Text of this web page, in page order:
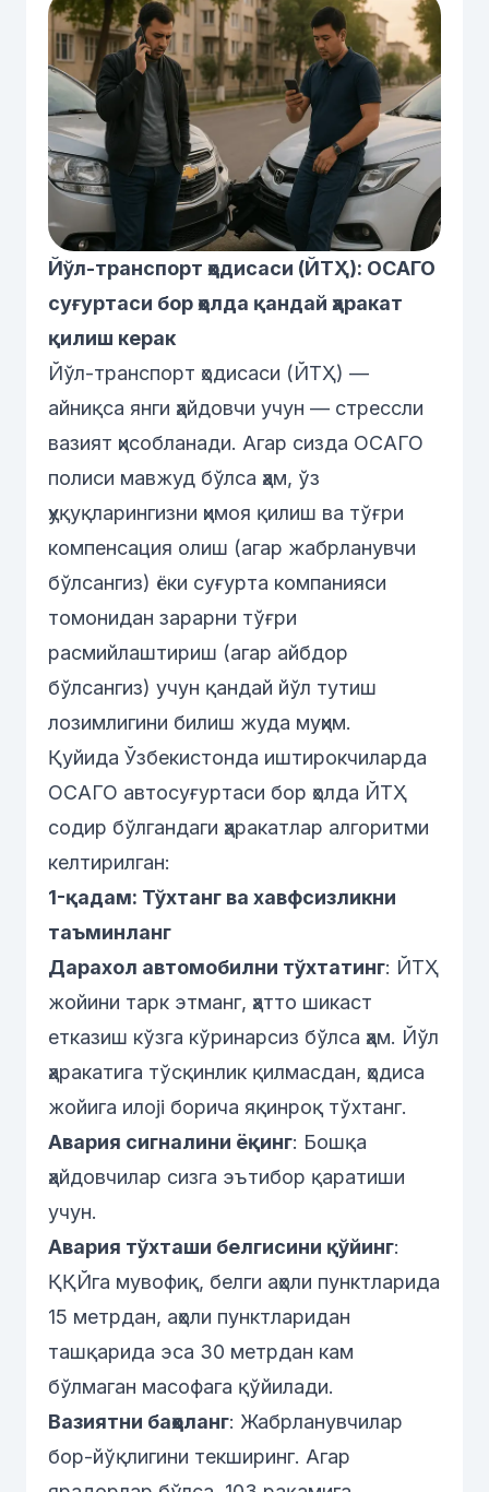
Йўл-транспорт ҳодисаси (ЙТҲ): ОСАГО
суғуртаси бор ҳолда қандай ҳаракат
қилиш керак
Йўл-транспорт ҳодисаси (ЙТҲ) —
айниқса янги ҳайдовчи учун — стрессли
вазият ҳисобланади. Агар сизда ОСАГО
полиси мавжуд бўлса ҳам, ўз
ҳуқуқларингизни ҳимоя қилиш ва тўғри
компенсация олиш (агар жабрланувчи
бўлсангиз) ёки суғурта компанияси
томонидан зарарни тўғри
расмийлаштириш (агар айбдор
бўлсангиз) учун қандай йўл тутиш
лозимлигини билиш жуда муҳим.
Қуйида Ўзбекистонда иштирокчиларда
ОСАГО автосуғуртаси бор ҳолда ЙТҲ
содир бўлгандаги ҳаракатлар алгоритми
келтирилган:
1-қадам: Тўхтанг ва хавфсизликни
таъминланг
Дарахол автомобилни тўхтатинг: ЙТҲ
жойини тарк этманг, ҳатто шикаст
етказиш кўзга кўринарсиз бўлса ҳам. Йўл
ҳаракатига тўсқинлик қилмасдан, ҳодиса
жойига илoji борича яқинроқ тўхтанг.
Авария сигналини ёқинг: Бошқа
ҳайдовчилар сизга эътибор қаратиши
учун.
Авария тўхташи белгисини қўйинг:
ҚҚЙга мувофиқ, белги аҳоли пунктларида
15 метрдан, аҳоли пунктларидан
ташқарида эса 30 метрдан кам
бўлмаган масофага қўйилади.
Вазиятни баҳоланг: Жабрланувчилар
бор-йўқлигини текширинг. Агар